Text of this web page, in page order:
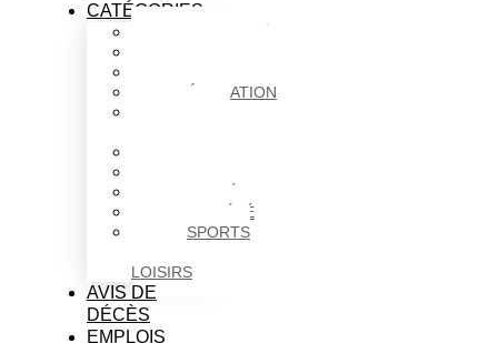
CATÉGORIES
ÉDUCATION
SOCIÉTÉ
SPORTS
LOISIRS
AVIS DE
DÉCÈS
EMPLOIS